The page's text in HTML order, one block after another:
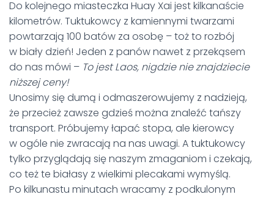
Do kolejnego miasteczka Huay Xai jest kilkanaście
kilometrów. Tuktukowcy z kamiennymi twarzami
powtarzają 100 batów za osobę – toż to rozbój
w biały dzień! Jeden z panów nawet z przekąsem
do nas mówi – To jest Laos, nigdzie nie znajdziecie
niższej ceny!
Unosimy się dumą i odmaszerowujemy z nadzieją,
że przecież zawsze gdzieś można znaleźć tańszy
transport. Próbujemy łapać stopa, ale kierowcy
w ogóle nie zwracają na nas uwagi. A tuktukowcy
tylko przyglądają się naszym zmaganiom i czekają,
co też te białasy z wielkimi plecakami wymyślą.
Po kilkunastu minutach wracamy z podkulonym